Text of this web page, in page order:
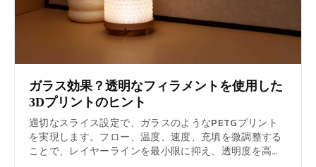
ガラス効果？透明なフィラメントを使用した
3Dプリントのヒント
適切なスライス設定で、ガラスのようなPETGプリント
を実現します。フロー、温度、速度、充填を微調整する
ことで、レイヤーラインを最小限に抑え、透明度を高め